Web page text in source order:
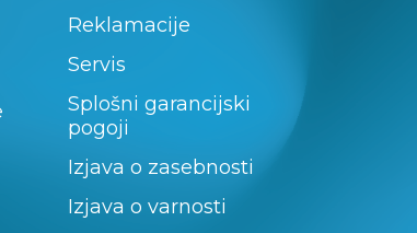
Reklamacije
Servis
Splošni garancijski
pogoji
Izjava o zasebnosti
Izjava o varnosti